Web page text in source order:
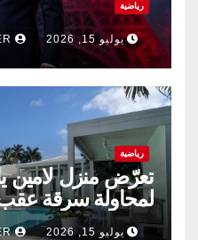
رياضية
يوليو 15, 2026
رياضية
تعرّض منزل لامين
لمحاولة سرقة عقب
وفرنسا .
يوليو 15, 2026 ADMIN USER